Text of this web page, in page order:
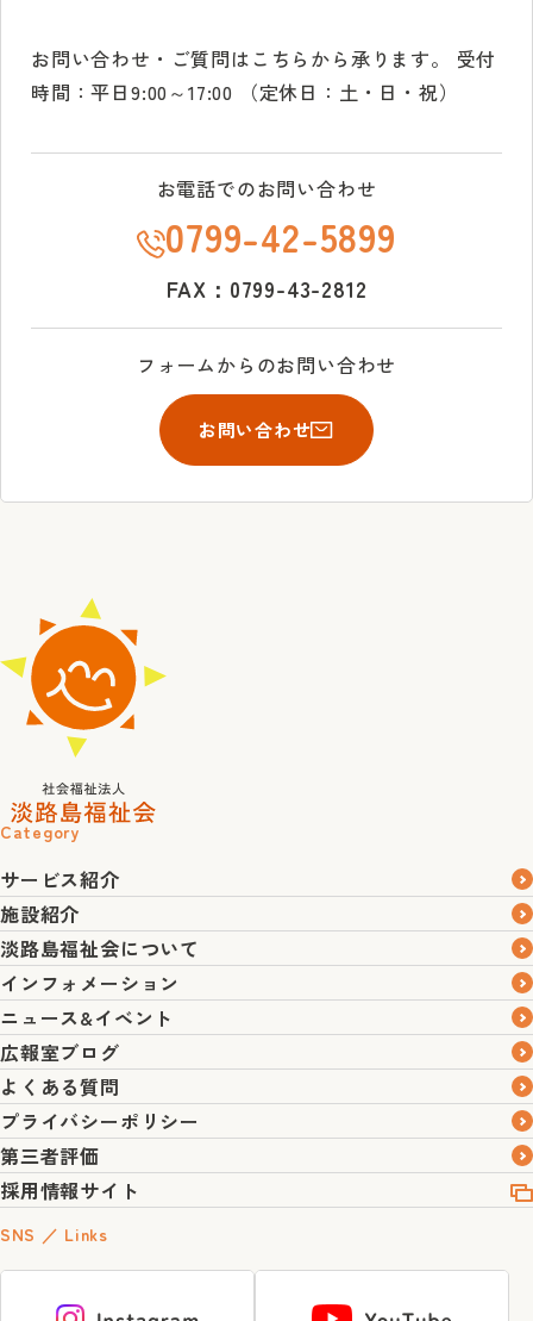
お問い合わせ・ご質問はこちらから承ります。
受付
時間：平日9:00～17:00 （定休日：土・日・祝）
お電話でのお問い合わせ
0799-42-5899
FAX：0799-43-2812
フォームからのお問い合わせ
お問い合わせ
Category
サービス紹介
施設紹介
淡路島福祉会について
インフォメーション
ニュース&イベント
広報室ブログ
よくある質問
プライバシーポリシー
第三者評価
採用情報サイト
SNS ／ Links